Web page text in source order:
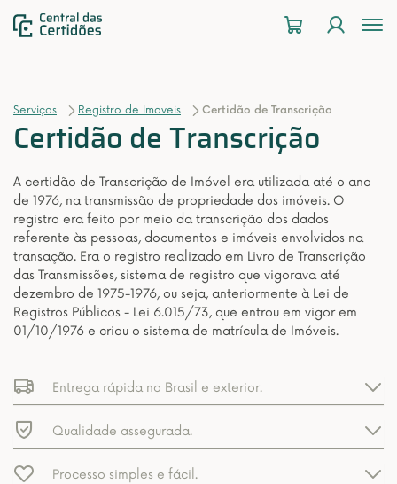
Serviços Registro de Imoveis Certidão de Transcrição
Certidão de Transcrição
A certidão de Transcrição de Imóvel era utilizada até o ano
de 1976, na transmissão de propriedade dos imóveis. O
registro era feito por meio da transcrição dos dados
referente às pessoas, documentos e imóveis envolvidos na
transação. Era o registro realizado em Livro de Transcrição
das Transmissões, sistema de registro que vigorava até
dezembro de 1975-1976, ou seja, anteriormente à Lei de
Registros Públicos - Lei 6.015/73, que entrou em vigor em
01/10/1976 e criou o sistema de matrícula de Imóveis.
Entrega rápida no Brasil e exterior.
Qualidade assegurada.
Processo simples e fácil.